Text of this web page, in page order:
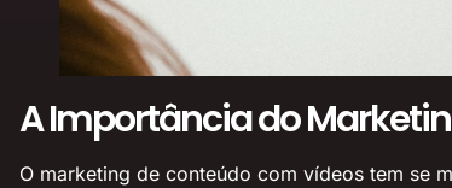
A Importância do
O marketing de conteúdo com vídeos tem se